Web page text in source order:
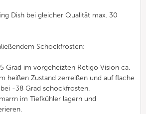
Dish bei gleicher Qualität max. 30
Schockfrosten:
Grad im vorgeheizten Retigo Vision ca.
heißen Zustand zerreißen und auf flache
-38 Grad schockfrosten.
im Tiefkühler lagern und